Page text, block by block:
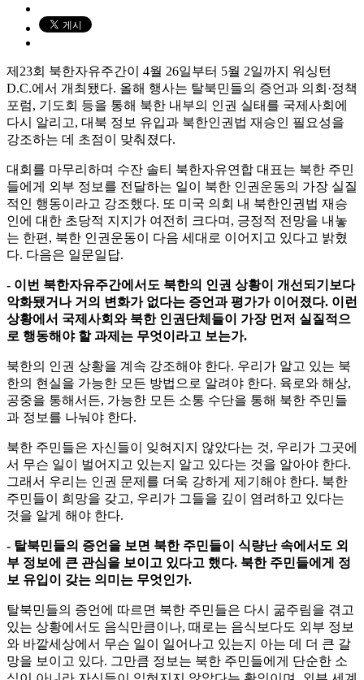
제23회 북한자유주간이 4월 26일부터 5월 2일까지 워싱턴
D.C.에서 개최됐다. 올해 행사는 탈북민들의 증언과 의회·정책
포럼, 기도회 등을 통해 북한 내부의 인권 실태를 국제사회에
다시 알리고, 대북 정보 유입과 북한인권법 재승인 필요성을
강조하는 데 초점이 맞춰졌다.
대회를 마무리하며 수잔 솔티 북한자유연합 대표는 북한 주민
들에게 외부 정보를 전달하는 일이 북한 인권운동의 가장 실질
적인 행동이라고 강조했다. 또 미국 의회 내 북한인권법 재승
인에 대한 초당적 지지가 여전히 크다며, 긍정적 전망을 내놓
는 한편, 북한 인권운동이 다음 세대로 이어지고 있다고 밝혔
다. 다음은 일문일답.
- 이번 북한자유주간에서도 북한의 인권 상황이 개선되기보다
악화됐거나 거의 변화가 없다는 증언과 평가가 이어졌다. 이런
상황에서 국제사회와 북한 인권단체들이 가장 먼저 실질적으
로 행동해야 할 과제는 무엇이라고 보는가.
북한의 인권 상황을 계속 강조해야 한다. 우리가 알고 있는 북
한의 현실을 가능한 모든 방법으로 알려야 한다. 육로와 해상,
공중을 통해서든, 가능한 모든 소통 수단을 통해 북한 주민들
과 정보를 나눠야 한다.
북한 주민들은 자신들이 잊혀지지 않았다는 것, 우리가 그곳에
서 무슨 일이 벌어지고 있는지 알고 있다는 것을 알아야 한다.
그래서 우리는 인권 문제를 더욱 강하게 제기해야 한다. 북한
주민들이 희망을 갖고, 우리가 그들을 깊이 염려하고 있다는
것을 알게 해야 한다.
- 탈북민들의 증언을 보면 북한 주민들이 식량난 속에서도 외
부 정보에 큰 관심을 보이고 있다고 했다. 북한 주민들에게 정
보 유입이 갖는 의미는 무엇인가.
탈북민들의 증언에 따르면 북한 주민들은 다시 굶주림을 겪고
있는 상황에서도 음식만큼이나, 때로는 음식보다도 외부 정보
와 바깥세상에서 무슨 일이 일어나고 있는지 아는 데 더 큰 갈
망을 보이고 있다. 그만큼 정보는 북한 주민들에게 단순한 소